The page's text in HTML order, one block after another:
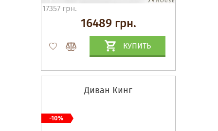
17357 грн.
16489 грн.
КУПИТЬ
Диван Кинг
-10%